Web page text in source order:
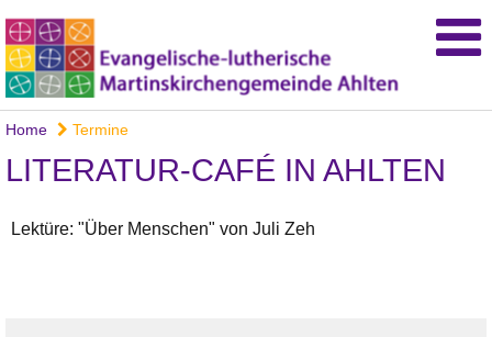
Home Termine
LITERATUR-CAFÉ IN AHLTEN
Lektüre: "Über Menschen" von Juli Zeh